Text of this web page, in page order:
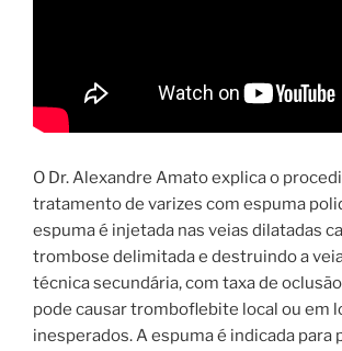
O Dr. Alexandre Amato explica o
tratamento de varizes com espuma
espuma é injetada nas veias dilatadas
trombose delimitada e destruindo a
técnica secundária, com taxa de
pode causar tromboflebite local ou em
inesperados. A espuma é indicada para